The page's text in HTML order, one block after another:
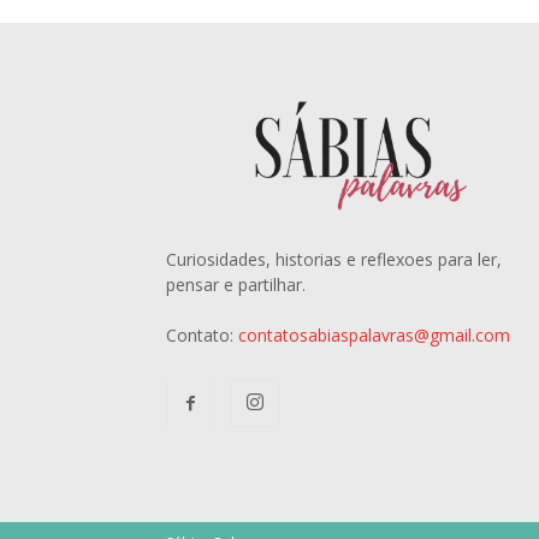
Curiosidades, historias e reflexoes para ler,
pensar e partilhar.
Contato: contatosabiaspalavras@gmail.com